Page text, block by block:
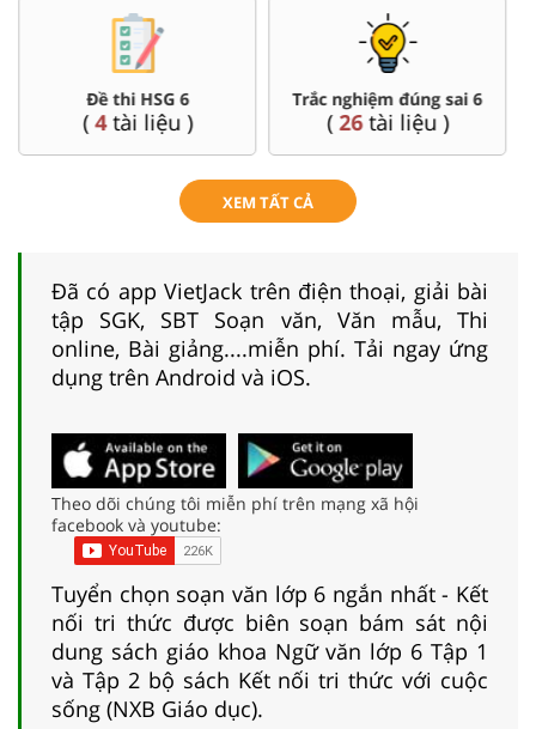
Đề thi HSG 6
(4tài liệu )
Trắc nghiệm đúng sai 6
(26tài liệu )
XEM TẤT CẢ
Đã có app VietJack trên điện thoại, giải bài
tập SGK, SBT Soạn văn, Văn mẫu, Thi
online, Bài giảng....miễn phí. Tải ngay ứng
dụng trên Android và iOS.
Theo dõi chúng tôi miễn phí trên mạng xã hội
facebook và youtube:
Tuyển chọn soạn văn lớp 6 ngắn nhất - Kết
nối tri thức được biên soạn bám sát nội
dung sách giáo khoa Ngữ văn lớp 6 Tập 1
và Tập 2 bộ sách Kết nối tri thức với cuộc
sống (NXB Giáo dục).